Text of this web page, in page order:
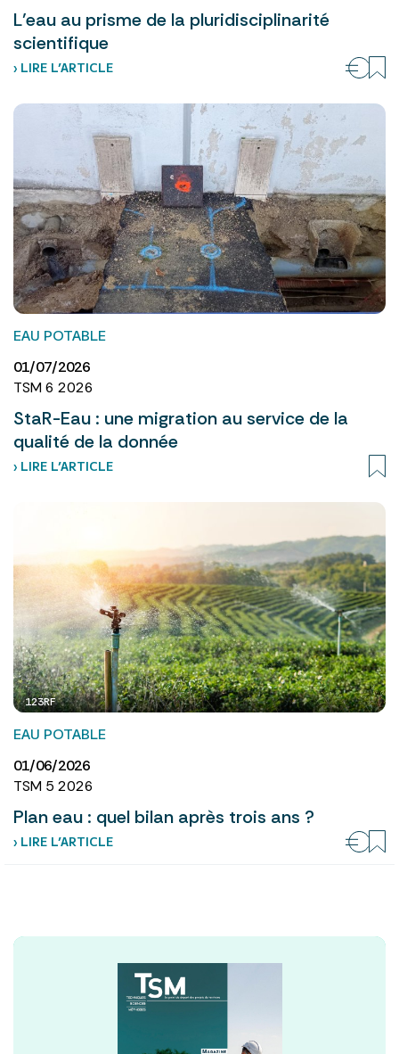
L’eau au prisme de la pluridisciplinarité
scientifique
› LIRE L’ARTICLE
EAU POTABLE
01/07/2026
TSM 6 2026
StaR-Eau : une migration au service de la
qualité de la donnée
› LIRE L’ARTICLE
123RF
EAU POTABLE
01/06/2026
TSM 5 2026
Plan eau : quel bilan après trois ans ?
› LIRE L’ARTICLE